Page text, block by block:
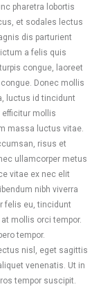
pharetra lobortis
et sodales lectus
dis parturient
a felis quis
congue, laoreet
Donec mollis
luctus id tincidunt
mollis
massa luctus vitae.
risus et
ullamcorper metus
vitae ex nec elit
nibh viverra
felis eu, tincidunt
mollis orci tempor.
tempor.
nisl, eget sagittis
venenatis. Ut in
tempor suscipit.